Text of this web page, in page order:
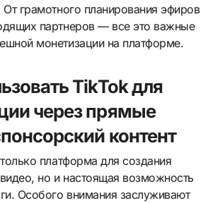
грамотного планирования эфиров
партнеров — все это важные
монетизации на платформе.
TikTok для
через прямые
контент
платформа для создания
но и настоящая возможность
Особого внимания заслуживают